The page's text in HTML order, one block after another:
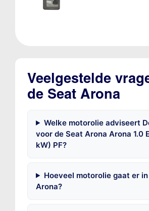
Veelgestelde
de Seat Arona
Welke motorolie adviseert
voor de Seat Arona Arona 1.0
kW) PF?
Hoeveel motorolie gaat er
Arona?